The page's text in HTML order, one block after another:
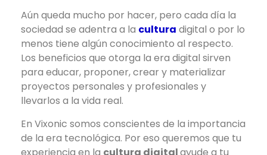
Aún queda mucho por hacer, pero cada día la
sociedad se adentra a la cultura digital o por lo
menos tiene algún conocimiento al respecto.
Los beneficios que otorga la era digital sirven
para educar, proponer, crear y materializar
proyectos personales y profesionales y
llevarlos a la vida real.
En Vixonic somos conscientes de la importancia
de la era tecnológica. Por eso queremos que tu
experiencia en la cultura digitalayude a tu